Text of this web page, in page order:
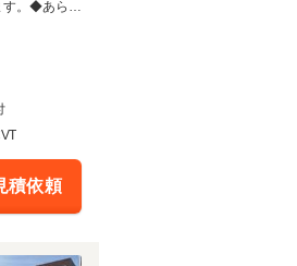
ト ス ◆当店以外で購入される場合は陸送費用等、別途費用が発生します。◆販売はご来場のお客様を優先させて頂きます。◆あらかじめご確認下さい※販売は一般のお客様に限ります。
積依頼